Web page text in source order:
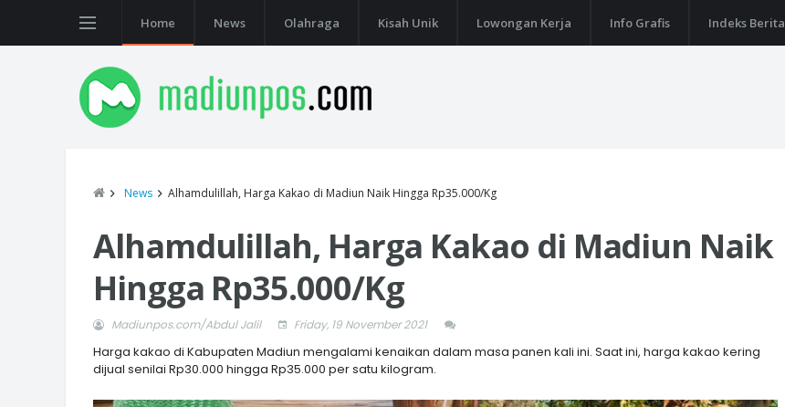
Home News Olahraga Kisah Unik Lowongan Kerja Info Grafis Indeks Berita
News Alhamdulillah, Harga Kakao di Madiun Naik Hingga Rp35.000/Kg
Alhamdulillah, Harga Kakao di Madiun Naik
Hingga Rp35.000/Kg
Madiunpos.com/Abdul Jalil Friday, 19 November 2021
Harga kakao di Kabupaten Madiun mengalami kenaikan dalam masa panen kali ini. Saat ini, harga kakao kering
dijual senilai Rp30.000 hingga Rp35.000 per satu kilogram.